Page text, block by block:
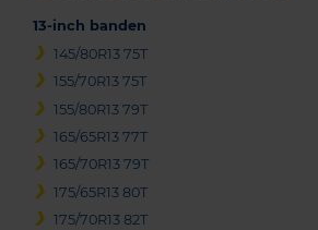
13-inch banden
145/80R13 75T
155/70R13 75T
155/80R13 79T
165/65R13 77T
165/70R13 79T
175/65R13 80T
175/70R13 82T